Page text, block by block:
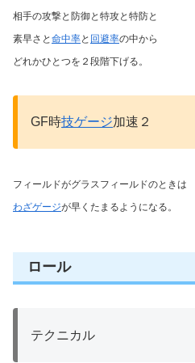
相手の攻撃と防御と特攻と特防と
素早さと 命中率と 回避率の中から
どれかひとつを２段階下げる。
GF時技ゲージ加速２
フィールドがグラスフィールドのときは
わざゲージが早くたまるようになる。
ロール
テクニカル